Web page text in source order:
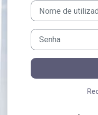
Nome de utilizador
Senha